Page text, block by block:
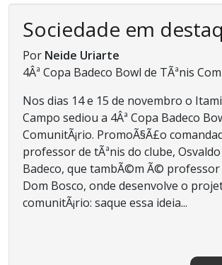
Sociedade em
Por Neide Uriarte
4Âª Copa Badeco Bowl de TÃªnis
Nos dias 14 e 15 de novembro o
Campo sediou a 4Âª Copa Badeco
ComunitÃ¡rio. PromoÃ§Ã£o
professor de tÃªnis do clube,
Badeco, que tambÃ©m Ã© professor
Dom Bosco, onde desenvolve o
comunitÃ¡rio: saque essa ideia...